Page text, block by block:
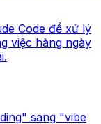
Code để xử lý
việc hàng ngày
sang "vibe